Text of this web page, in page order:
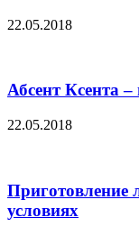
22.05.2018
Абсент Ксента –
22.05.2018
Приготовление
условиях